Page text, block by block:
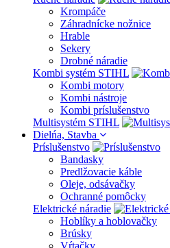
Krompáče
Záhradnícke nožnice
Hrable
Sekery
Drobné náradie
Kombi systém STIHL
Kombi motory
Kombi nástroje
Kombi príslušenstvo
Multisystém STIHL
Dielńa, Stavba
Príslušenstvo
Bandasky
Predlžovacie káble
Oleje, odsávačky
Ochranné pomôcky
Elektrické náradie
Hoblíky a hoblovačky
Brúsky
Vŕtačky